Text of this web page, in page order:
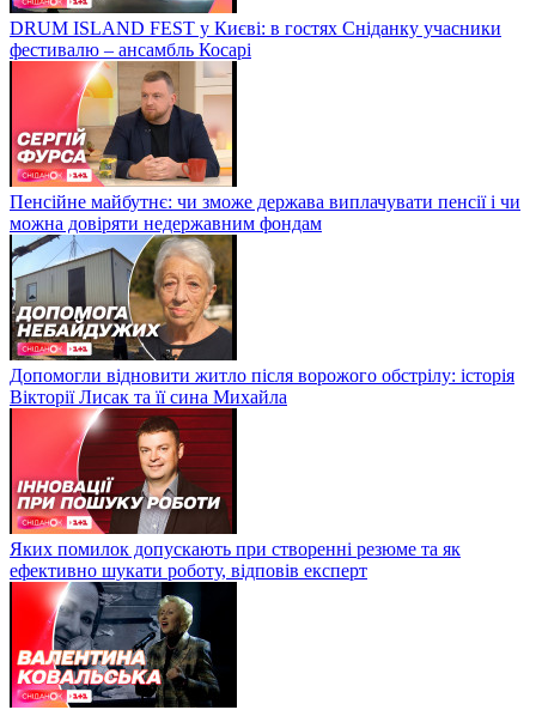
DRUM ISLAND FEST у Києві: в гостях Сніданку учасники
фестивалю – ансамбль Косарі
Пенсійне майбутнє: чи зможе держава виплачувати пенсії і чи
можна довіряти недержавним фондам
Допомогли відновити житло після ворожого обстрілу: історія
Вікторії Лисак та її сина Михайла
Яких помилок допускають при створенні резюме та як
ефективно шукати роботу, відповів експерт